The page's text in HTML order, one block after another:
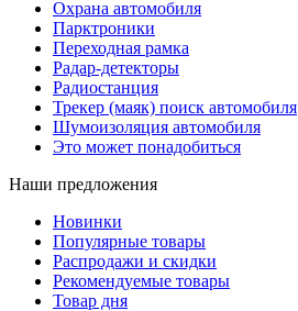
Охрана автомобиля
Парктроники
Переходная рамка
Радар-детекторы
Радиостанция
Трекер (маяк) поиск автомобиля
Шумоизоляция автомобиля
Это может понадобиться
Наши предложения
Новинки
Популярные товары
Распродажи и скидки
Рекомендуемые товары
Товар дня